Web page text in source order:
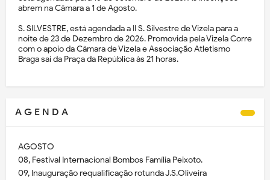
abrem na Câmara a 1 de Agosto.
S. SILVESTRE, está agendada a II S. Silvestre de Vizela para a
noite de 23 de Dezembro de 2026. Promovida pela Vizela Corre
com o apoio da Câmara de Vizela e Associação Atletismo
Braga sai da Praça da República às 21 horas.
A G E N D A
AGOSTO
08, Festival Internacional Bombos Família Peixoto.
09, Inauguração requalificação rotunda J.S.Oliveira